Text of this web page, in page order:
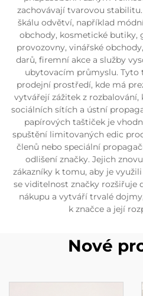
zachovávají tvarovou
škálu odvětví, například
obchody, kosmetické butiky,
provozovny, vinářské
darů, firemní akce a služby
ubytovacím průmyslu. Tyto
prodejní prostředí, kde má
vytvářejí zážitek z
sociálních sítích a ústní
papírových taštiček je
spuštění limitovaných edic
členů nebo speciální
odlišení značky. Jejich
zákazníky k tomu, aby je
se viditelnost značky rozšiřuje
nákupu a vytváří trvalé
k značce a její
Nové